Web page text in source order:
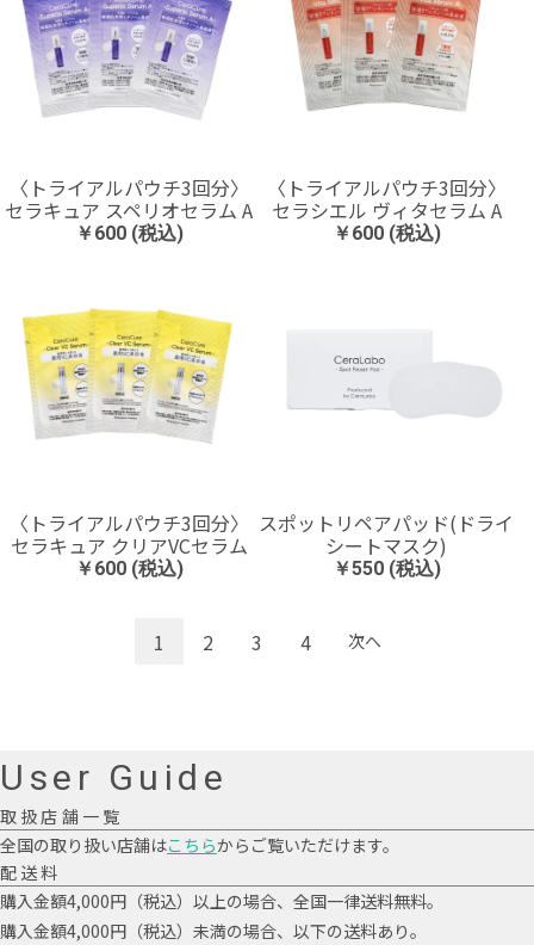
〈トライアルパウチ3回分〉
セラキュア スペリオセラム A
￥600 (税込)
〈トライアルパウチ3回分〉
セラシエル ヴィタセラム A
￥600 (税込)
〈トライアルパウチ3回分〉
セラキュア クリアVCセラム
￥600 (税込)
スポットリペアパッド(ドライ
シートマスク)
￥550 (税込)
1 2 3 4 次へ
User Guide
取扱店舗一覧
全国の取り扱い店舗はこちらからご覧いただけます。
配送料
購入金額4,000円（税込）以上の場合、全国一律送料無料。
購入金額4,000円（税込）未満の場合、以下の送料あり。